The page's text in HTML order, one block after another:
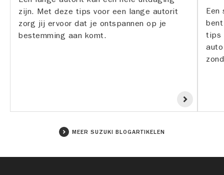
zijn. Met deze tips voor een lange autorit
zorg jij ervoor dat je ontspannen op je
bestemming aan komt.
Een
tips
MEER SUZUKI BLOGARTIKELEN